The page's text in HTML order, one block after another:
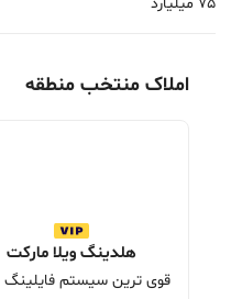
املاک منتخب منطقه
هلدینگ ویلا مارکت